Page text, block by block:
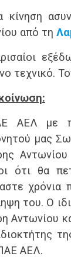
κίνηση
από τη
τεχνικό.
ΑΕΛ με
μας
Αντωνίου
ότι θα
χρόνια
του. Ο
Αντωνίου
ΑΕΛ.